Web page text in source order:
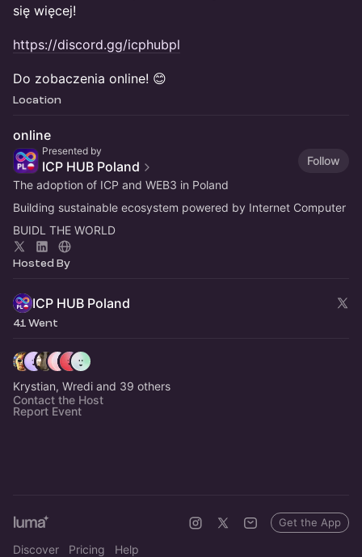
się więcej!
https://discord.gg/icphubpl
Do zobaczenia online! 😊
Location
online
Presented by
ICP HUB Poland
Follow
The adoption of ICP and WEB3 in Poland
Building sustainable ecosystem powered by Internet Computer
BUIDL THE WORLD
Hosted By
ICP HUB Poland
41 Went
Krystian, Wredi and 39 others
Contact the Host
Report Event
Discover Pricing Help
Get the App